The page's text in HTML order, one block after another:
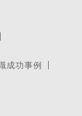
成功事例